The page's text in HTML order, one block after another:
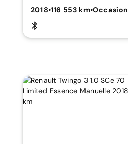
2018•116 553 km•Occasion